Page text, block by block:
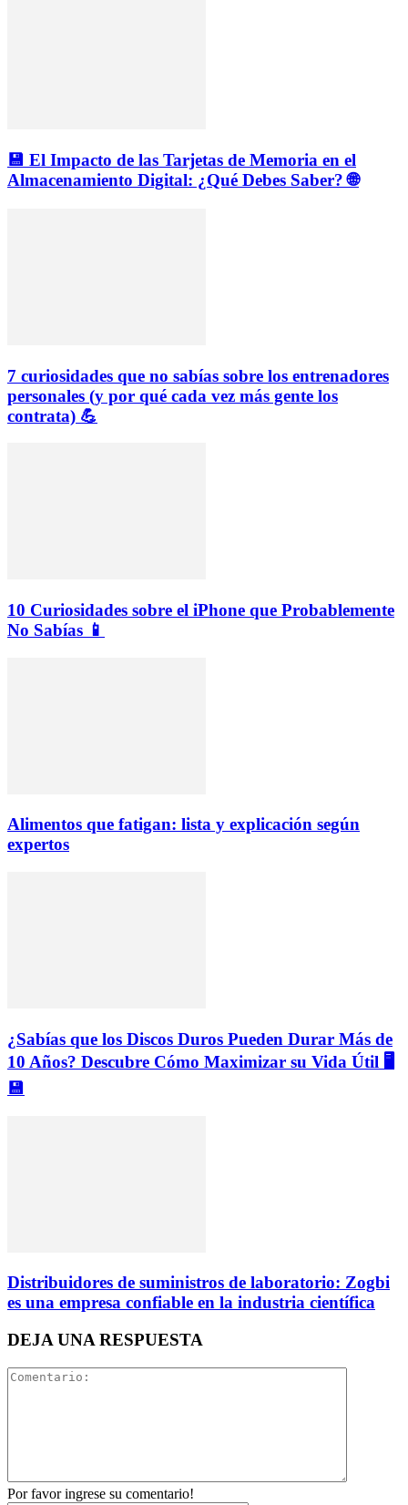
💾 El Impacto de las Tarjetas de Memoria en el
Almacenamiento Digital: ¿Qué Debes Saber? 🌐
7 curiosidades que no sabías sobre los entrenadores
personales (y por qué cada vez más gente los
contrata) 💪
10 Curiosidades sobre el iPhone que Probablemente
No Sabías 📱
Alimentos que fatigan: lista y explicación según
expertos
¿Sabías que los Discos Duros Pueden Durar Más de
10 Años? Descubre Cómo Maximizar su Vida Útil 🖥️
💾
Distribuidores de suministros de laboratorio: Zogbi
es una empresa confiable en la industria científica
DEJA UNA RESPUESTA
Por favor ingrese su comentario!